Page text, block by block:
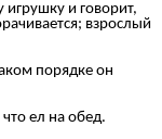
и говорит,
взрослый
порядке он
ел на обед.